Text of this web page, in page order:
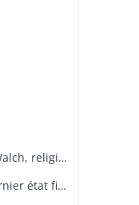
Vue de Lucelle en 1749, d'après R. Bernardin Walch, religieux de ce monastère
Haut-Landsbourg. Intérieur du château. (Le dernier état figure dans les "Antiquités de l'Alsace" de Golbéry, pl. 14)